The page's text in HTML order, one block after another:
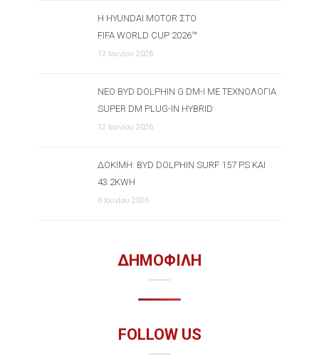
Η HYUNDAI MOTOR ΣΤΟ
FIFA WORLD CUP 2026™
12 Ιουνίου 2026
ΝΈΟ BYD DOLPHIN G DM-I ΜΕ ΤΕΧΝΟΛΟΓΊΑ
SUPER DM PLUG-IN HYBRID
12 Ιουνίου 2026
ΔΟΚΙΜΉ: BYD DOLPHIN SURF 157 PS ΚΑΙ
43.2KWH
6 Ιουνίου 2026
ΔΗΜΟΦΙΛΗ
FOLLOW US